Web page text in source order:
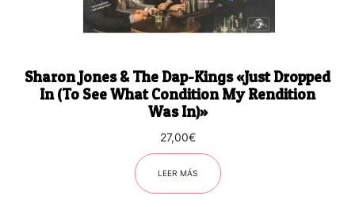
Sharon Jones & The Dap-Kings «Just Dropped
In (To See What Condition My Rendition
Was In)»
27,00€
LEER MÁS